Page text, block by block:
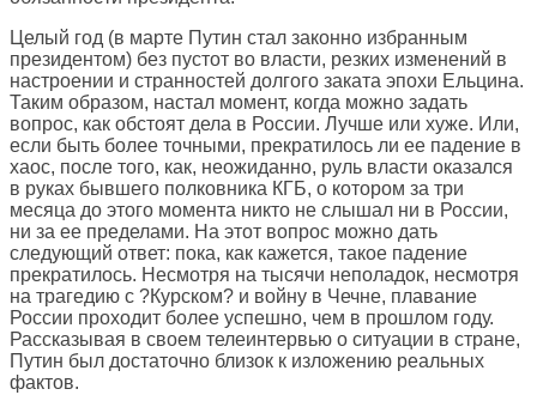
Целый год (в марте Путин стал законно избранным
президентом) без пустот во власти, резких изменений в
настроении и странностей долгого заката эпохи Ельцина.
Таким образом, настал момент, когда можно задать
вопрос, как обстоят дела в России. Лучше или хуже. Или,
если быть более точными, прекратилось ли ее падение в
хаос, после того, как, неожиданно, руль власти оказался
в руках бывшего полковника КГБ, о котором за три
месяца до этого момента никто не слышал ни в России,
ни за ее пределами. На этот вопрос можно дать
следующий ответ: пока, как кажется, такое падение
прекратилось. Несмотря на тысячи неполадок, несмотря
на трагедию с ?Курском? и войну в Чечне, плавание
России проходит более успешно, чем в прошлом году.
Рассказывая в своем телеинтервью о ситуации в стране,
Путин был достаточно близок к изложению реальных
фактов.